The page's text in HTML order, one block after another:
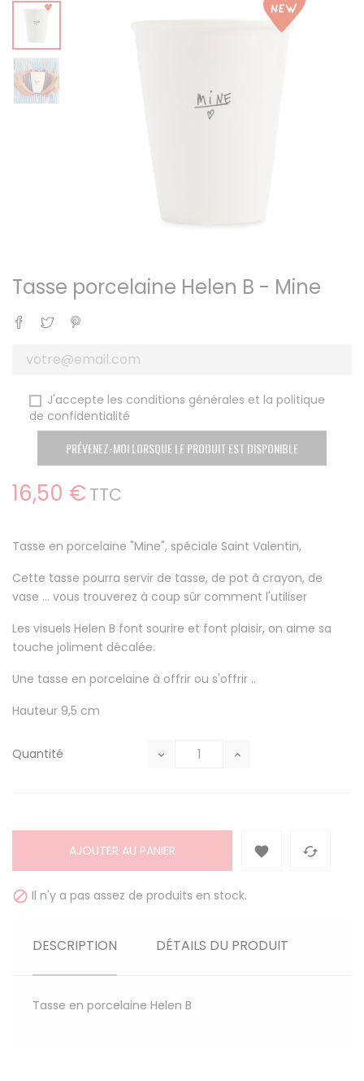
Tasse porcelaine Helen B - Mine
Partager
Tweet
J'accepte les conditions générales et la politique
de confidentialité
PRÉVENEZ-MOI LORSQUE LE PRODUIT EST DISPONIBLE
16,50 € TTC
Tasse en porcelaine "Mine", spéciale Saint Valentin,
Cette tasse pourra servir de tasse, de pot à crayon, de
vase ... vous trouverez à coup sûr comment l'utiliser
Les visuels Helen B font sourire et font plaisir, on aime sa
touche joliment décalée.
Une tasse en porcelaine à offrir ou s'offrir ..
Hauteur 9,5 cm
Quantité
AJOUTER AU PANIER  
 Il n'y a pas assez de produits en stock.
DESCRIPTION DÉTAILS DU PRODUIT
Tasse en porcelaine Helen B